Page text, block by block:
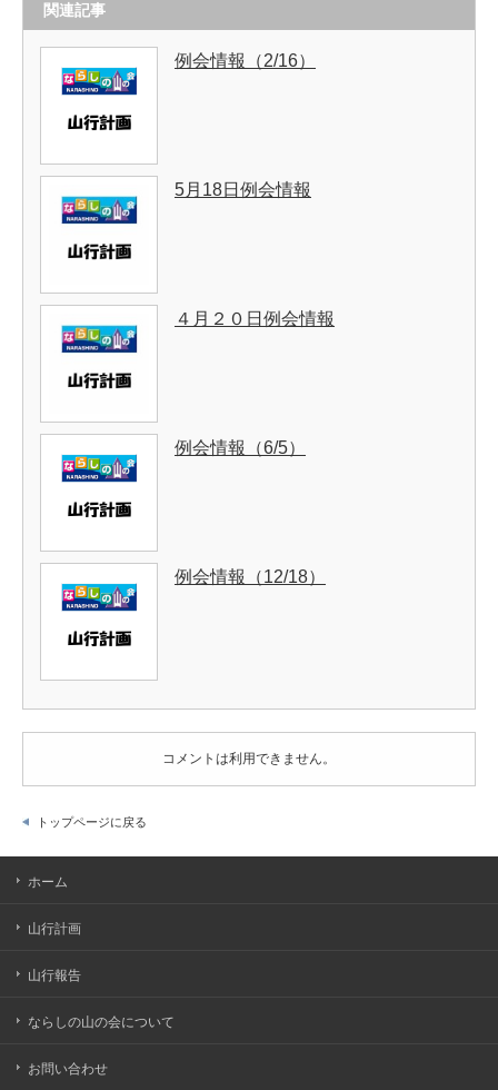
関連記事
例会情報（2/16）
5月18日例会情報
４月２０日例会情報
例会情報（6/5）
例会情報（12/18）
コメントは利用できません。
トップページに戻る
ホーム
山行計画
山行報告
ならしの山の会について
お問い合わせ